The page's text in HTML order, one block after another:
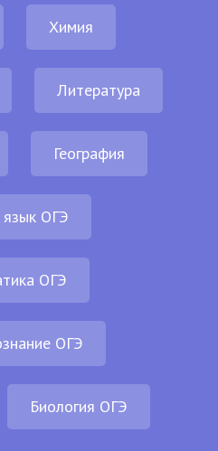
Химия
Литература
География
язык ОГЭ
ОГЭ
ОГЭ
Биология ОГЭ